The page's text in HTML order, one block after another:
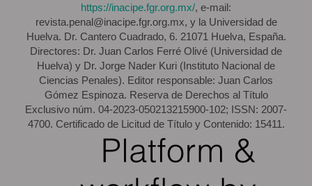
https://inacipe.fgr.org.mx/, e-mail:
revista.penal@inacipe.fgr.org.mx, y la Universidad de
Huelva. Dr. Cantero Cuadrado, 6. 21071 Huelva, España.
Directores: Dr. Juan Carlos Ferré Olivé (Universidad de
Huelva) y Dr. Jorge Nader Kuri (Instituto Nacional de
Ciencias Penales). Editor responsable: Juan Carlos
Gómez Espinoza. Reserva de Derechos al Título
Exclusivo núm. 04-2023-050213215900-102; ISSN: 2007-
4700. Certificado de Licitud de Título y Contenido: 15411.